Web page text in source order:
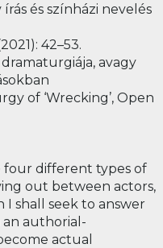
és színházi nevelés
42–53.
dramaturgiája, avagy
of ‘Wrecking’, Open
four different types of
out between actors,
I shall seek to answer
authorial-
actual